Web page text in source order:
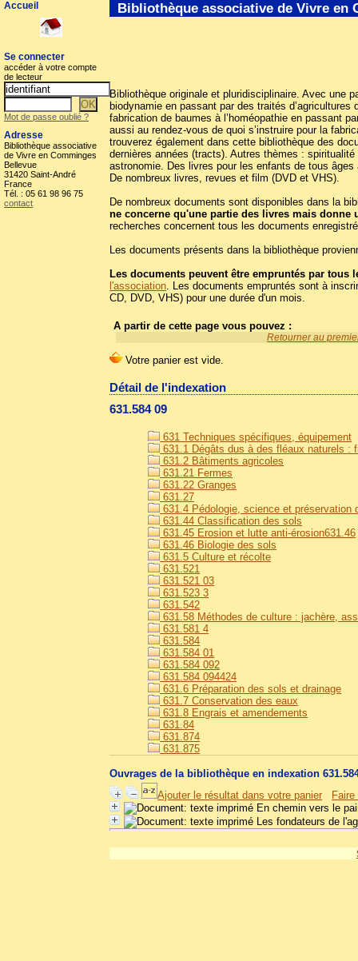
Bibliothèque originale et pluridisciplinaire. Avec une
biodynamie en passant par des traités
fabrication de baumes à l’homéopathie en passant
aussi au rendez-vous de quoi s’instruire pour la
trouverez également dans cette bibliothèque des
dernières années (tracts). Autres thèmes :
astronomie. Des livres pour les enfants de tous
De nombreux livres, revues et film (DVD et VHS).
De nombreux documents sont disponibles dans la
ne concerne qu'une partie des livres mais donne
recherches concernent tous les documents
Les documents présents dans la bibliothèque
Les documents peuvent être empruntés par
l'association. Les documents empruntés sont à
CD, DVD, VHS) pour une durée d'un mois.
A partir de cette page vous pouvez :
Retourner au
Détail de l'indexation
631.584 09
631 Techniques spécifiques, équipement
631.1 Dégâts dus à des fléaux naturels :
631.2 Bâtiments agricoles
631.21 Fermes
631.22 Granges
631.27
631.4 Pédologie, science et
631.44 Classification des sols
631.45 Erosion et lutte anti-érosion631.46
631.46 Biologie des sols
631.5 Culture et récolte
631.521
631.521 03
631.523 3
631.542
631.58 Méthodes de culture : jachère,
631.581 4
631.584
631.584 01
631.584 092
631.584 094424
631.6 Préparation des sols et drainage
631.7 Conservation des eaux
631.8 Engrais et amendements
631.84
631.874
631.875
Ouvrages de la bibliothèque en indexation
Ajouter le résultat dans votre panier
En chemin vers le
Les fondateurs de
Bibliothèque associative de Vivre en
Accueil
Se connecter
accéder à votre compte
de lecteur
Mot de passe oublié ?
Adresse
Bibliothèque associative
de Vivre en Comminges
Bellevue
31420 Saint-André
France
Tél. : 05 61 98 96 75
contact